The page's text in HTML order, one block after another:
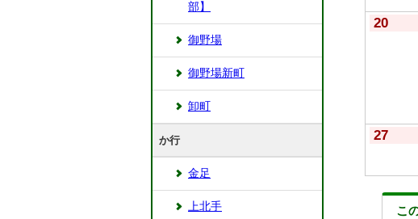
20
27
こ
部】
御野場
御野場新町
卸町
か行
金足
上北手